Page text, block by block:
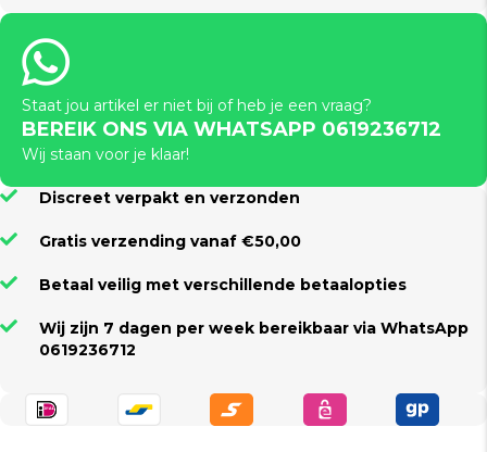
aantal
Staat jou artikel er niet bij of heb je een vraag?
BEREIK ONS VIA WHATSAPP 0619236712
Wij staan voor je klaar!
Discreet verpakt en verzonden
Gratis verzending vanaf €50,00
Betaal veilig met verschillende betaalopties
Wij zijn 7 dagen per week bereikbaar via WhatsApp
0619236712